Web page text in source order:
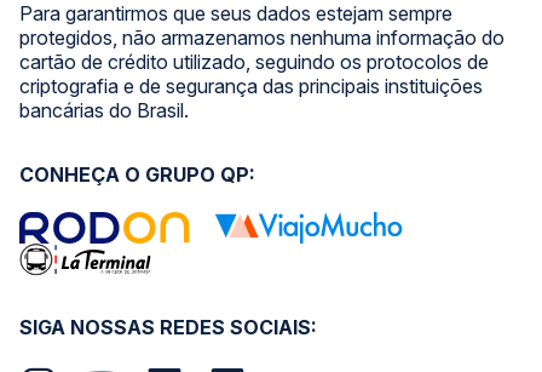
Para garantirmos que seus dados estejam sempre
protegidos, não armazenamos nenhuma informação do
cartão de crédito utilizado, seguindo os protocolos de
criptografia e de segurança das principais instituições
bancárias do Brasil.
SIGA NOSSAS REDES SOCIAIS:
CONHEÇA O GRUPO QP: